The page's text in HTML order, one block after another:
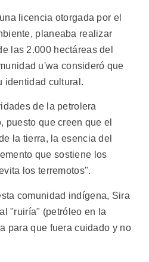
licencia otorgada por el
planeaba realizar
las 2.000 hectáreas del
u'wa consideró que
identidad cultural.
de la petrolera
puesto que creen que el
la tierra, la esencia del
que sostiene los
los terremotos".
comunidad indígena, Sira
"ruiría" (petróleo en la
para que fuera cuidado y no